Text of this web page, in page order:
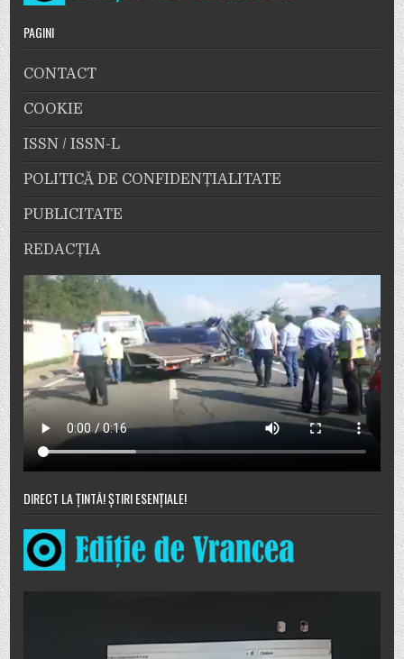
PAGINI
CONTACT
COOKIE
ISSN / ISSN-L
POLITICĂ DE CONFIDENȚIALITATE
PUBLICITATE
REDACȚIA
DIRECT LA ȚINTĂ! ȘTIRI ESENȚIALE!